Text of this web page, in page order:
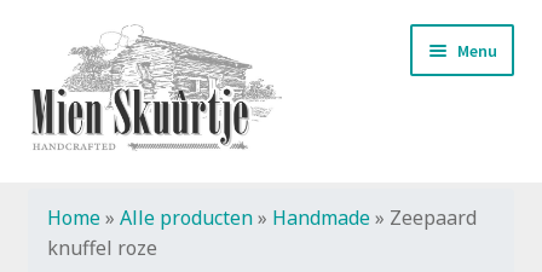
naar
navigatie
de
inhoud
Menu
Start
Home» Alle producten» Handmade» Zeepaard
knuffel roze